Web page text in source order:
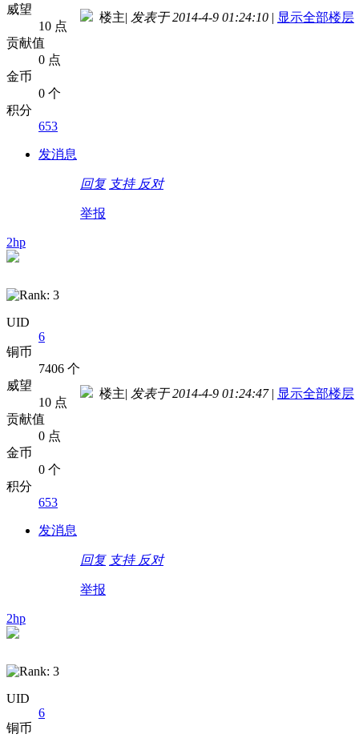
威望
10 点
贡献值
0 点
金币
0 个
积分
653
发消息
楼主| 发表于 2014-4-9 01:24:10 | 显示全部楼层
回复 支持 反对
举报
2hp
UID
6
铜币
7406 个
威望
10 点
贡献值
0 点
金币
0 个
积分
653
发消息
楼主| 发表于 2014-4-9 01:24:47 | 显示全部楼层
回复 支持 反对
举报
2hp
UID
6
铜币